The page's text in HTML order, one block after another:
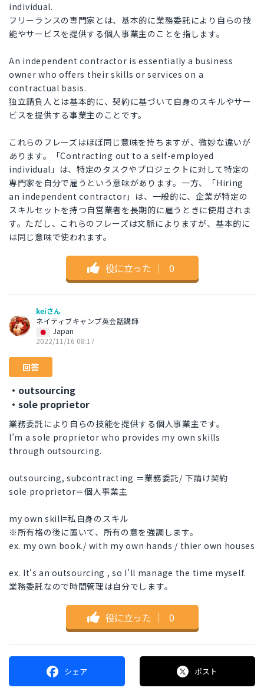
individual.
フリーランスの専門家とは、基本的に業務委託により自らの技
能やサービスを提供する個人事業主のことを指します。
An independent contractor is essentially a business
owner who offers their skills or services on a
contractual basis.
独立請負人とは基本的に、契約に基づいて自身のスキルやサー
ビスを提供する事業主のことです。
これらのフレーズはほぼ同じ意味を持ちますが、微妙な違いが
あります。「Contracting out to a self-employed
individual」は、特定のタスクやプロジェクトに対して特定の
専門家を自分で雇うという意味があります。一方、「Hiring
an independent contractor」は、一般的に、企業が特定の
スキルセットを持つ自営業者を長期的に雇うときに使用されま
す。ただし、これらのフレーズは文脈によりますが、基本的に
は同じ意味で使われます。
役に立った ｜ 0
keiさん
ネイティブキャンプ英会話講師
Japan
2022/11/16 08:17
回答
・outsourcing
・sole proprietor
業務委託により自らの技能を提供する個人事業主です。
I’m a sole proprietor who provides my own skills
through outsourcing.
outsourcing, subcontracting ＝業務委託/ 下請け契約
sole proprietor＝個人事業主
my own skill=私自身のスキル
※所有格の後に置いて、所有の意を強調します。
ex. my own book./ with my own hands / thier own houses
ex. It's an outsourcing , so I'll manage the time myself.
業務委託なので時間管理は自分でします。
役に立った ｜ 0
シェア ポスト